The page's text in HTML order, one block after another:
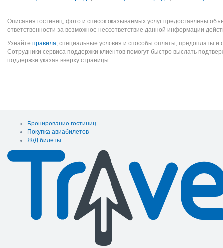
Описания гостиниц, фото и список оказываемых услуг предоставлены
ответственности за возможное несоответствие данной информации
Узнайте правила, специальные условия и способы оплаты, предоплаты и
Сотрудники сервиса поддержки клиентов помогут быстро выслать
поддержки указан вверху страницы.
Бронирование гостиниц
Покупка авиабилетов
Ж/Д билеты